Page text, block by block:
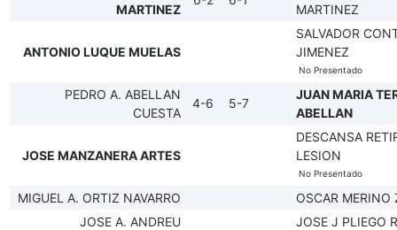
MARTINEZ MARTINEZ
ANTONIO LUQUE MUELAS
SALVADOR
JIMENEZ
No Presentado
PEDRO A. ABELLAN
CUESTA
4-6 5-7
JUAN MARIA
ABELLAN
JOSE MANZANERA ARTES
DESCANSA
LESION
No Presentado
MIGUEL A. ORTIZ NAVARRO
OSCAR MERINO
JOSE A. ANDREU
JOSE J PLIEGO